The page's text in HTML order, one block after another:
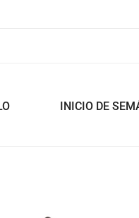
INICIO DE